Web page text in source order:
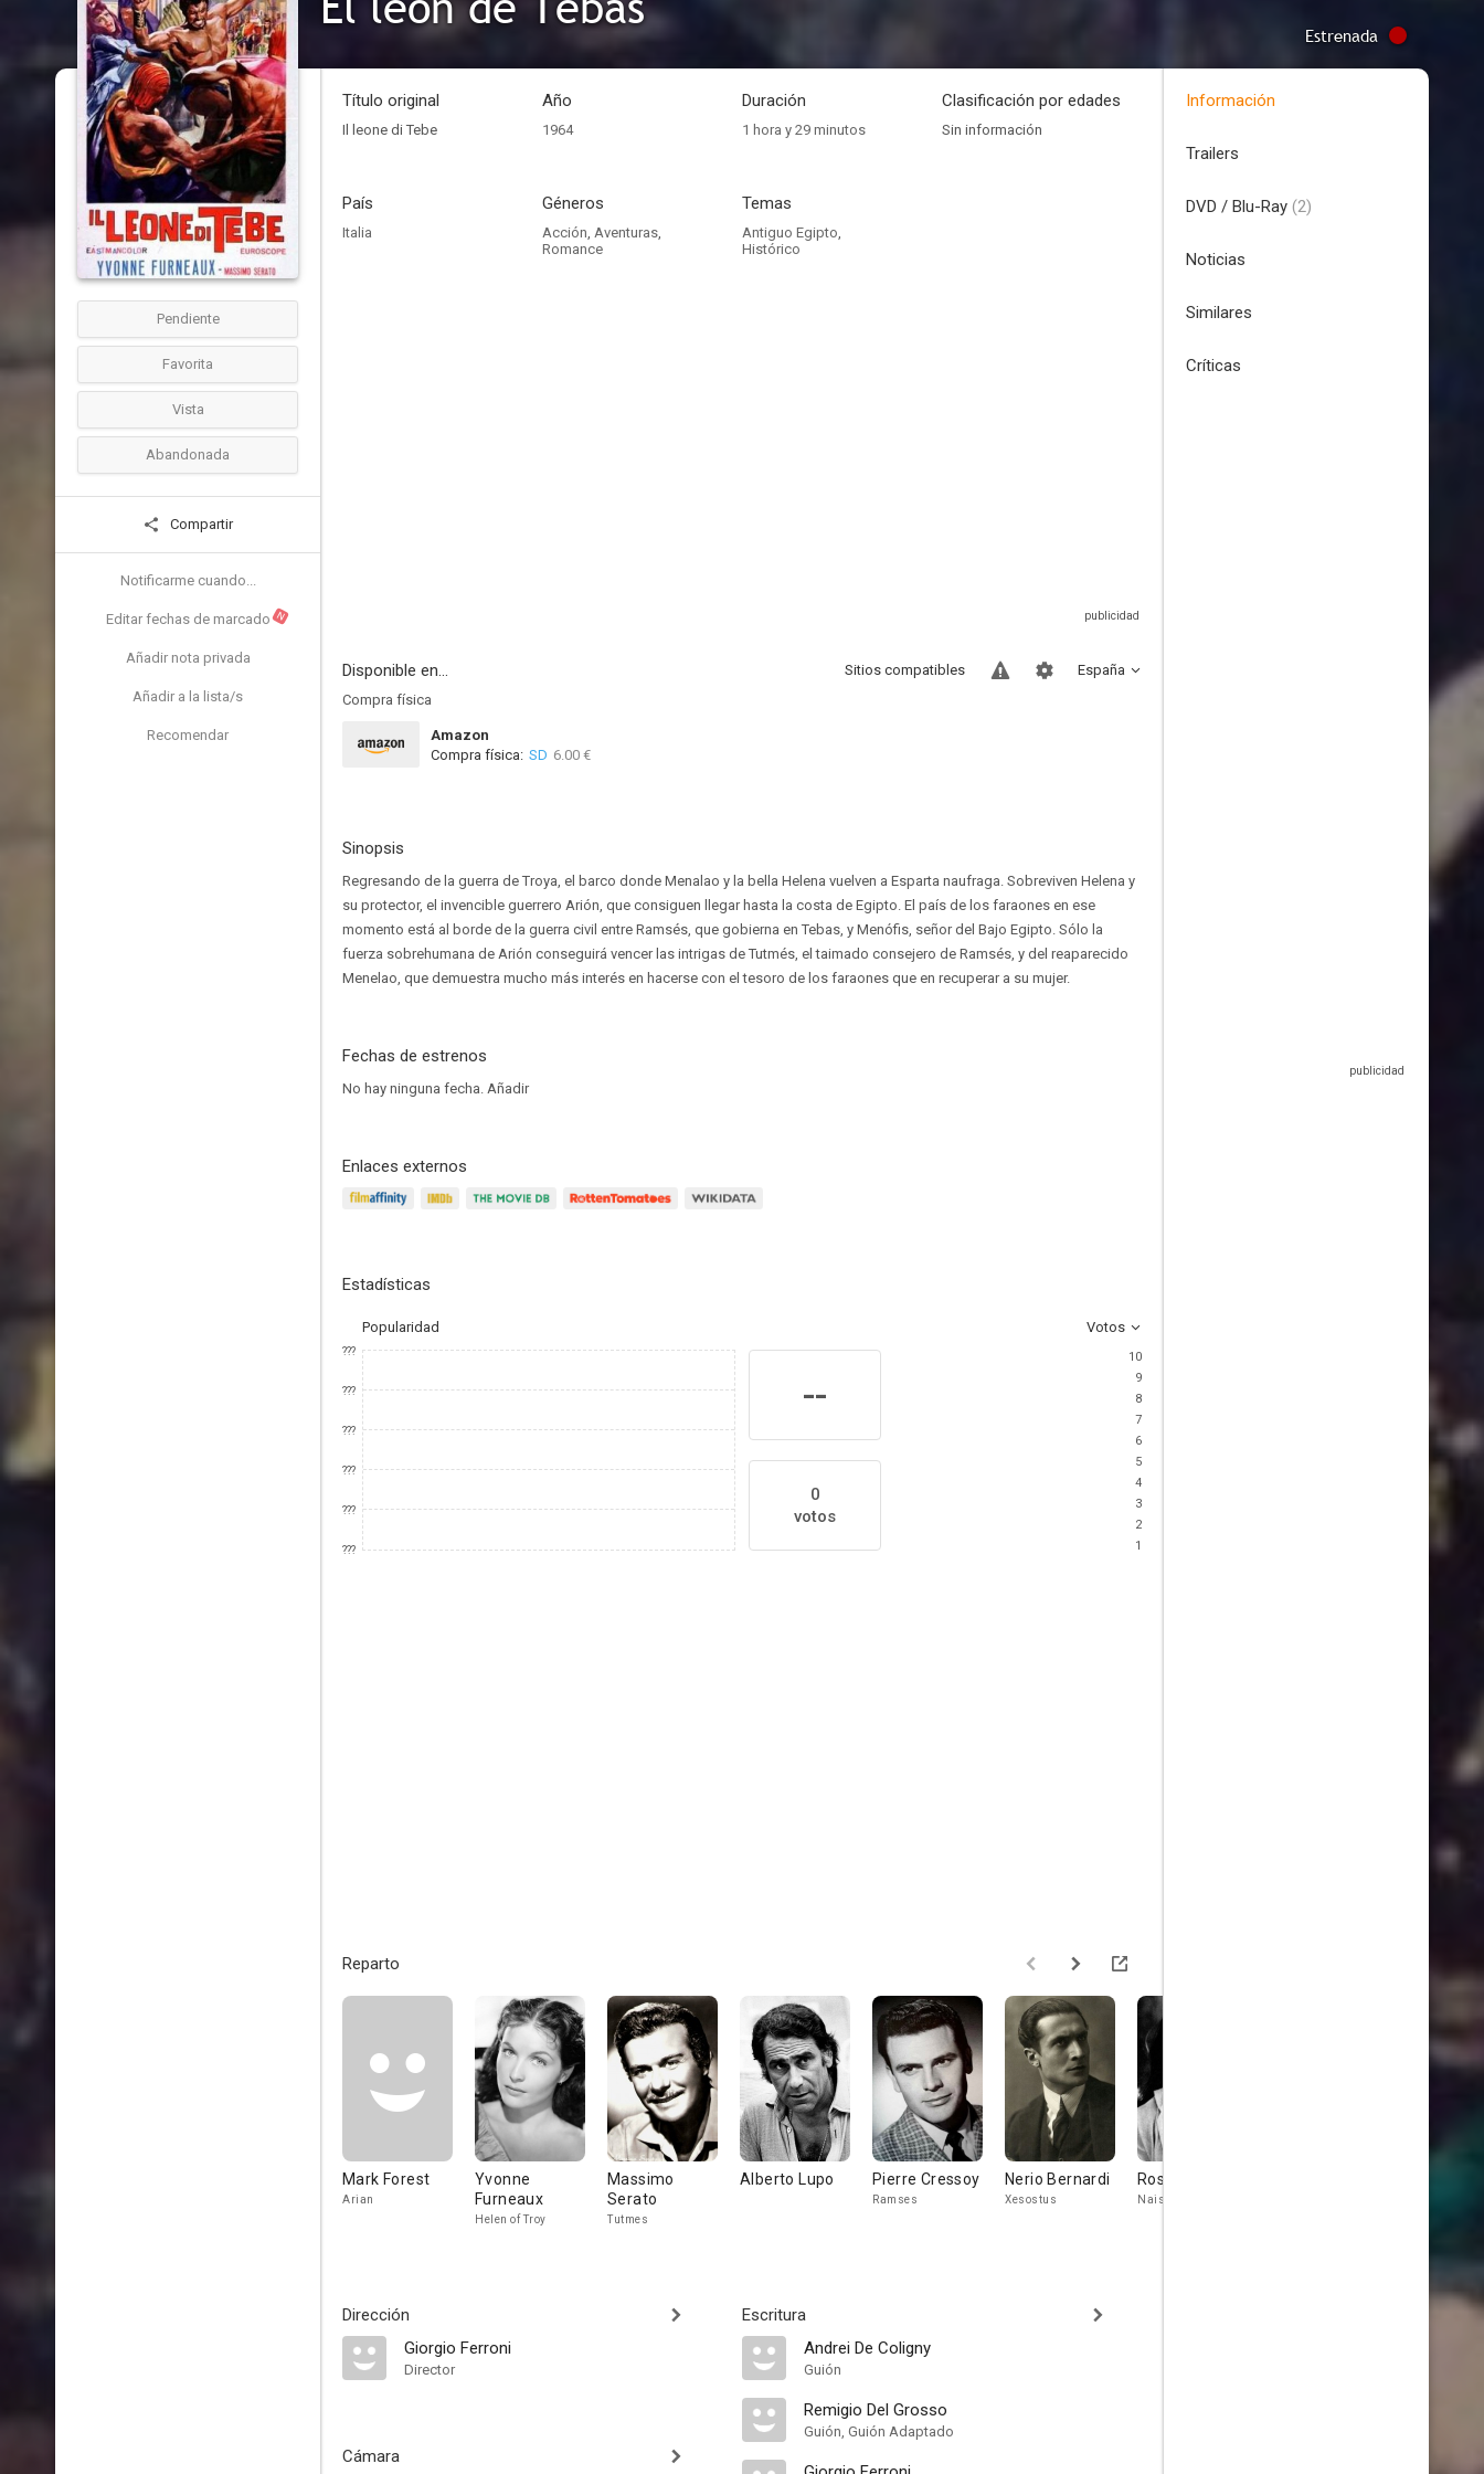
Estrenada
Pendiente
Favorita
Vista
Abandonada
Compartir
Notificarme cuando...
Editar fechas de marcado N
Añadir nota privada
Añadir a la lista/s
Recomendar
Título original
Il leone di Tebe
Año
1964
Duración
1 hora y 29 minutos
Clasificación por edades
Sin información
País
Italia
Géneros
Acción, Aventuras,
Romance
Temas
Antiguo Egipto,
Histórico
Disponible en... España
Sitios compatibles
Compra física
Amazon
Compra física: SD 6.00 €
Sinopsis
Regresando de la guerra de Troya, el barco donde Menalao y la bella Helena vuelven a Esparta naufraga. Sobreviven Helena y
su protector, el invencible guerrero Arión, que consiguen llegar hasta la costa de Egipto. El país de los faraones en ese
momento está al borde de la guerra civil entre Ramsés, que gobierna en Tebas, y Menófis, señor del Bajo Egipto. Sólo la
fuerza sobrehumana de Arión conseguirá vencer las intrigas de Tutmés, el taimado consejero de Ramsés, y del reaparecido
Menelao, que demuestra mucho más interés en hacerse con el tesoro de los faraones que en recuperar a su mujer.
Fechas de estrenos
No hay ninguna fecha. Añadir
Enlaces externos
Estadísticas
Popularidad Votos
???
???
???
???
???
???
--
0
votos
10
9
8
7
6
5
4
3
2
1
Reparto
Mark Forest
Arian
Yvonne
Furneaux
Helen of Troy
Massimo
Serato
Tutmes
Alberto Lupo Pierre Cressoy
Ramses
Nerio Bernardi
Xesostus
Rosalba Neri
Nais
Dirección
Giorgio Ferroni
Director
Cámara
Escritura
Andrei De Coligny
Guión
Remigio Del Grosso
Guión, Guión Adaptado
Información
Trailers
DVD / Blu-Ray (2)
Noticias
Similares
Críticas